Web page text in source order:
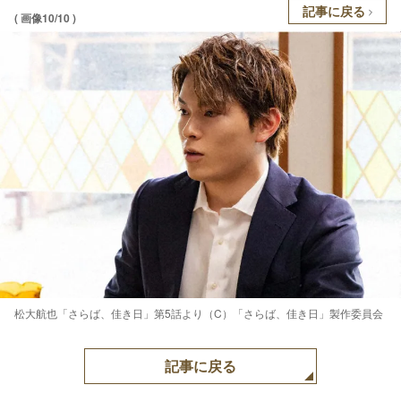
( 画像10/10 ) 記事に戻る
松大航也「さらば、佳き日」第5話より（C）「さらば、佳き日」製作委員会
記事に戻る